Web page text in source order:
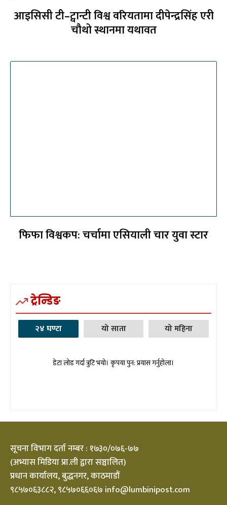
आइसिसी टी–ट्वान्टी विश्व वरियतामा दीपेन्द्रसिंह एरी
चौथो स्थानमा यथावत
फिफा विश्वकप: चर्चामा एसियाली चार युवा स्टार
ट्रेन्डिङ
२४ घण्टा यो साता यो महिना
डेटा लोड गर्दा त्रुटि भयो। कृपया पुन: प्रयास गर्नुहोला।
सूचना विभाग दर्ता नम्बर : १७३०/०७६-७७
(अभ्यास मिडिया प्रा.ली द्वारा सञ्चालित)
प्रधान कार्यालय, बुद्धनगर, काठमाडौं
९८५७०६३८८२, ९८५७०६६०६७ info@lumbinipost.com